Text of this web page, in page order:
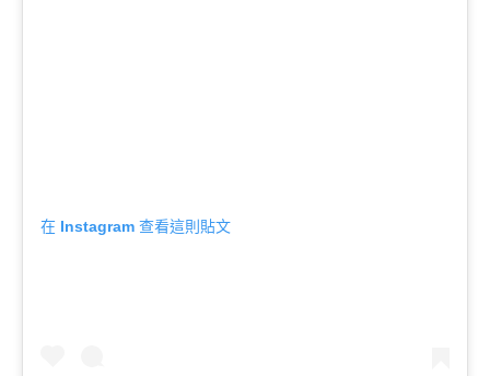
在 Instagram 查看這則貼文